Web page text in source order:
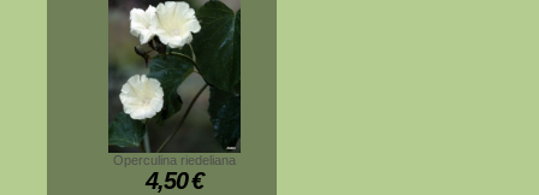
Operculina riedeliana
4,50€